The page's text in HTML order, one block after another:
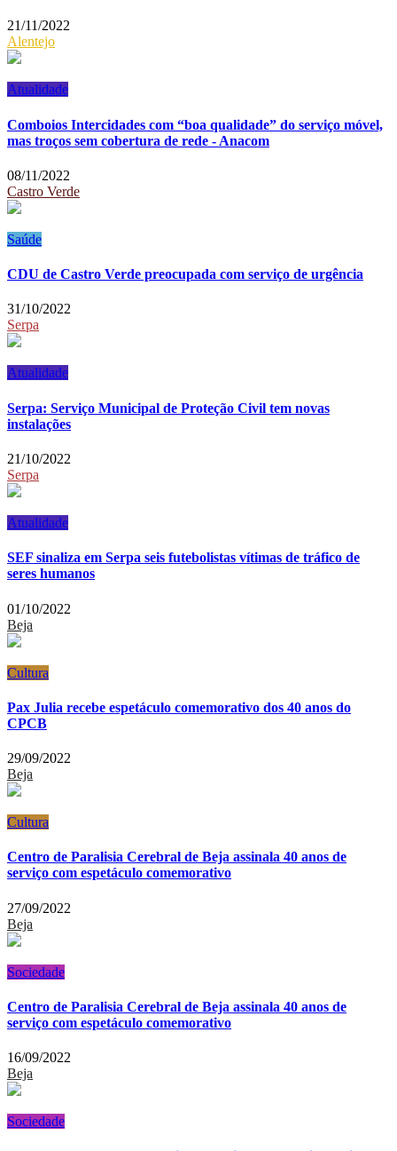
21/11/2022
Alentejo
Atualidade
Comboios Intercidades com “boa qualidade” do serviço móvel,
mas troços sem cobertura de rede - Anacom
08/11/2022
Castro Verde
Saúde
CDU de Castro Verde preocupada com serviço de urgência
31/10/2022
Serpa
Atualidade
Serpa: Serviço Municipal de Proteção Civil tem novas
instalações
21/10/2022
Serpa
Atualidade
SEF sinaliza em Serpa seis futebolistas vítimas de tráfico de
seres humanos
01/10/2022
Beja
Cultura
Pax Julia recebe espetáculo comemorativo dos 40 anos do
CPCB
29/09/2022
Beja
Cultura
Centro de Paralisia Cerebral de Beja assinala 40 anos de
serviço com espetáculo comemorativo
27/09/2022
Beja
Sociedade
Centro de Paralisia Cerebral de Beja assinala 40 anos de
serviço com espetáculo comemorativo
16/09/2022
Beja
Sociedade